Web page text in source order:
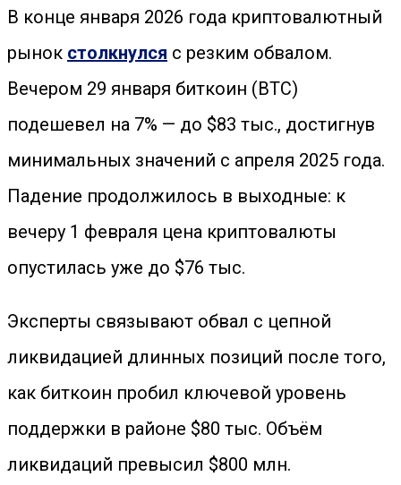
В конце января 2026 года криптовалютный
рынок столкнулся с резким обвалом.
Вечером 29 января биткоин (BTC)
подешевел на 7% — до $83 тыс., достигнув
минимальных значений с апреля 2025 года.
Падение продолжилось в выходные: к
вечеру 1 февраля цена криптовалюты
опустилась уже до $76 тыс.
Эксперты связывают обвал с цепной
ликвидацией длинных позиций после того,
как биткоин пробил ключевой уровень
поддержки в районе $80 тыс. Объём
ликвидаций превысил $800 млн.